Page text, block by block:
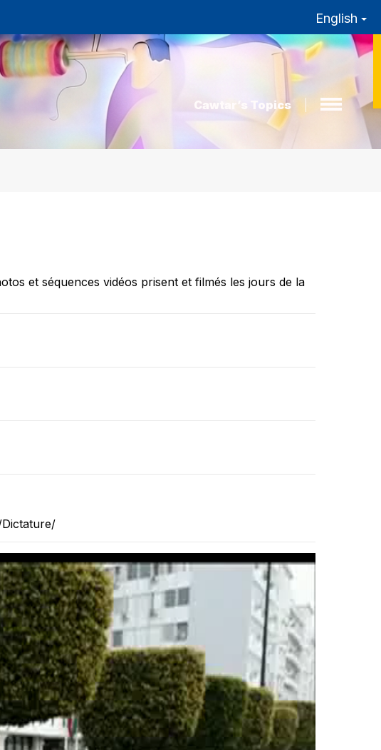
English
Cawtar’s Topics
et séquences vidéos prisent et filmés les jours de la